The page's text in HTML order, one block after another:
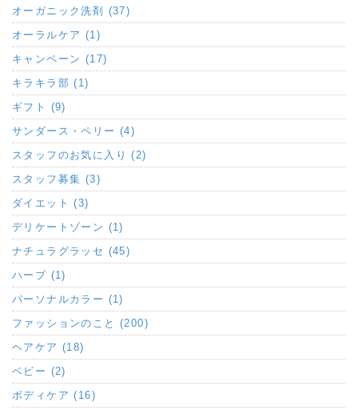
オーガニック洗剤 (37)
オーラルケア (1)
キャンペーン (17)
キラキラ部 (1)
ギフト (9)
サンダース・ペリー (4)
スタッフのお気に入り (2)
スタッフ募集 (3)
ダイエット (3)
デリケートゾーン (1)
ナチュラグラッセ (45)
ハーブ (1)
パーソナルカラー (1)
ファッションのこと (200)
ヘアケア (18)
ベビー (2)
ボディケア (16)